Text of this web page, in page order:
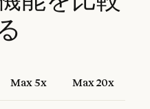
Max 5x Max 20x